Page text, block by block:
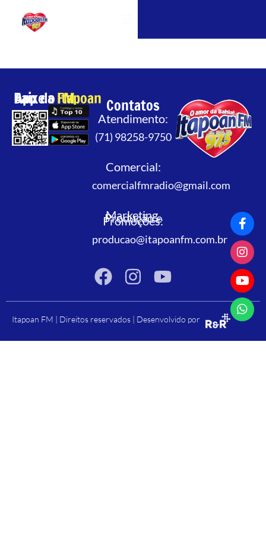
Baixe o App daItapoan FM Contatos
Atendimento:
(71) 98258-9750
Comercial:
comercialfmradio@gmail.com
Marketing,
Produção e
Promoções:
producao@itapoanfm.com.br
Itapoan FM | Direitos reservados | Desenvolvido por